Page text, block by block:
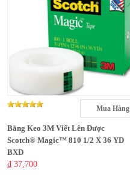
Mua Hàng
Băng Keo 3M Viết Lên Được
Scotch® Magic™ 810 1/2 X 36 YD
BXD
₫ 37,700